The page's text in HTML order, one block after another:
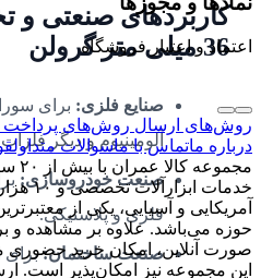
کاربردهای صنعتی و
36 میلی متر گرولن
صنایع فلزی: برای
آلومینیوم و دیگر
صنعت خودروسازی:
فلزی و پلاستیکی.
صنعت ساختمان:برای
اعتماد و اعتبار فروشگاه
روش‌های ارسال روش‌های پرداخت
درباره ماتماس با ماسوالات متداول
خدمات
آمریکایی و آسیایی، یکی از
حوزه می‌باشد. علاوه بر مشاهده
صورت آنلاین، امکان خرید
این مجموعه نیز امکان‌پذیر است.